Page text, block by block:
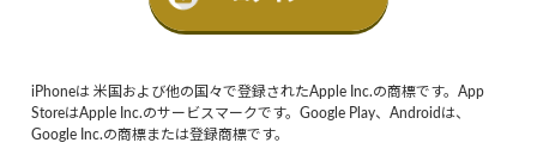
iPhoneは 米国および他の国々で登録されたApple Inc.の商標です。App
StoreはApple Inc.のサービスマークです。Google Play、Androidは、
Google Inc.の商標または登録商標です。